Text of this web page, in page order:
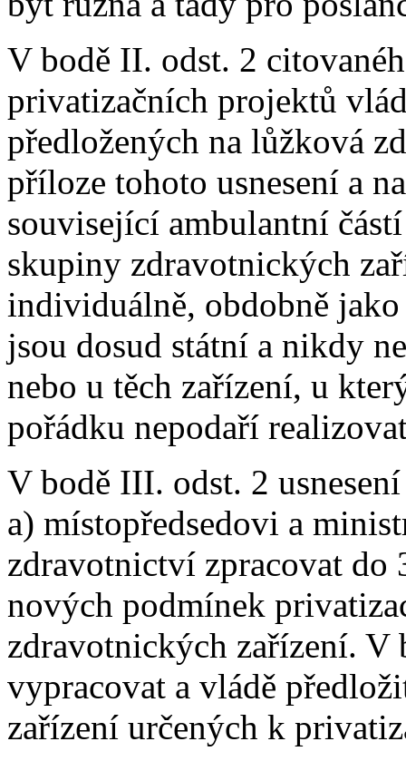
V bodě II. odst. 2
privatizačních projektů
předložených na lůžková
příloze tohoto usnesení a
související ambulantní
skupiny zdravotnických
individuálně, obdobně
jsou dosud státní a nikdy
nebo u těch zařízení, u
pořádku nepodaří
V bodě III. odst. 2
a) místopředsedovi a
zdravotnictví zpracovat do
nových podmínek
zdravotnických zařízení. V
vypracovat a vládě
zařízení určených k